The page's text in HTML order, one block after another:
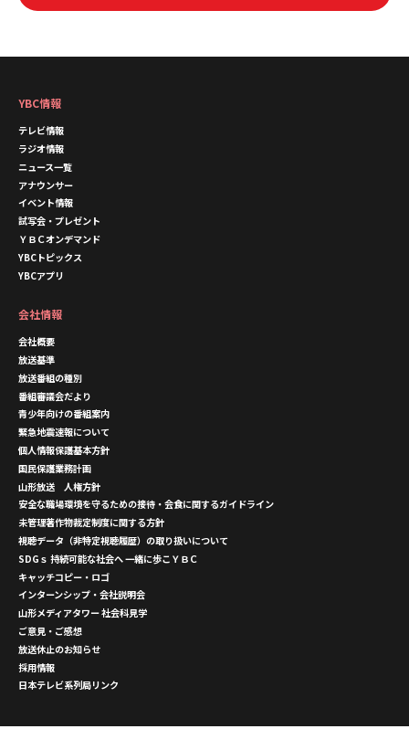
YBC情報
テレビ情報
ラジオ情報
ニュース一覧
アナウンサー
イベント情報
試写会・プレゼント
ＹＢＣオンデマンド
YBCトピックス
YBCアプリ
会社情報
会社概要
放送基準
放送番組の種別
番組審議会だより
青少年向けの番組案内
緊急地震速報について
個人情報保護基本方針
国民保護業務計画
山形放送 人権方針
安全な職場環境を守るための接待・会食に関するガイドライン
未管理著作物裁定制度に関する方針
視聴データ（非特定視聴履歴）の取り扱いについて
SDGｓ 持続可能な社会へ 一緒に歩こＹＢＣ
キャッチコピー・ロゴ
インターンシップ・会社説明会
山形メディアタワー 社会科見学
ご意見・ご感想
放送休止のお知らせ
採用情報
日本テレビ系列局リンク